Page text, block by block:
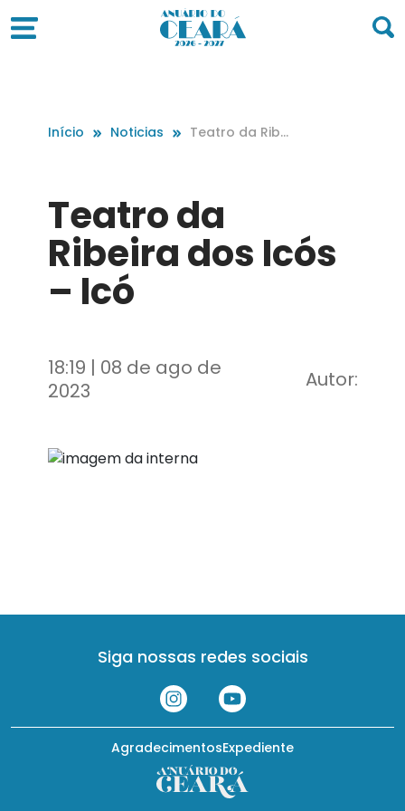
Início Noticias
Teatro da Ribei
Teatro da
Ribeira dos Icós
– Icó
18:19 | 08 de ago de
2023
Autor:
Siga nossas redes sociais
Expediente
Agradecimentos